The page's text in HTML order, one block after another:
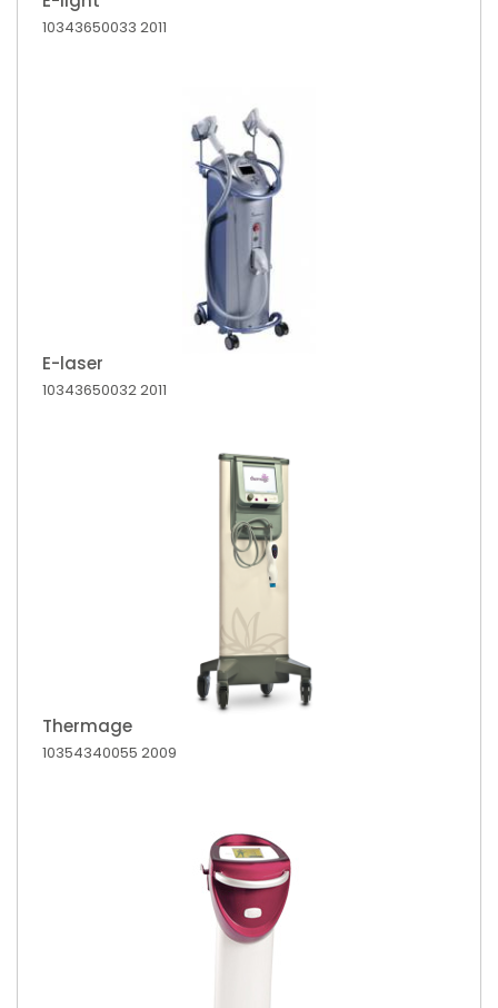
10343650033 2011
E-laser
103436500322011
Thermage
10354340055 2009